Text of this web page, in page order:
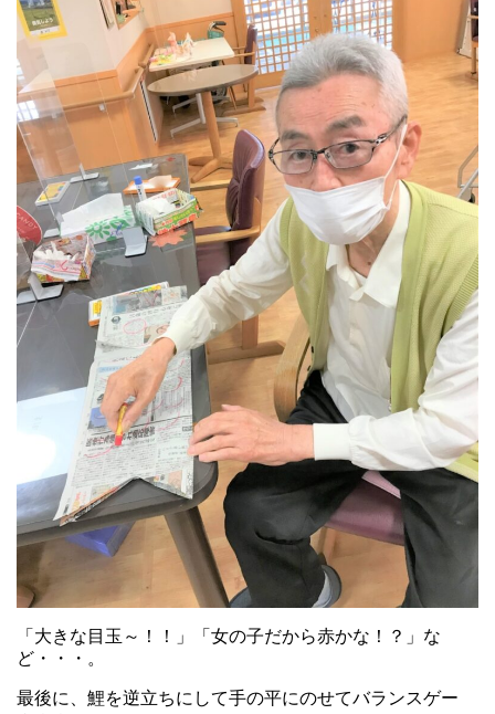
「大きな目玉～！！」「女の子だから赤かな！？」な
ど・・・。
最後に、鯉を逆立ちにして手の平にのせてバランスゲー